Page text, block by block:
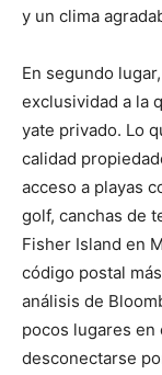
y un clima
En segundo
exclusividad a la
yate privado. Lo
calidad
acceso a playas
golf, canchas de
Fisher Island en
código postal
análisis de
pocos lugares en
desconectarse